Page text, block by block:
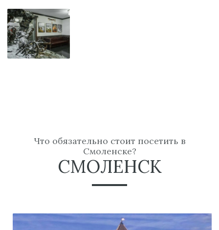
Что обязательно стоит посетить в
Смоленске?
СМОЛЕНСК